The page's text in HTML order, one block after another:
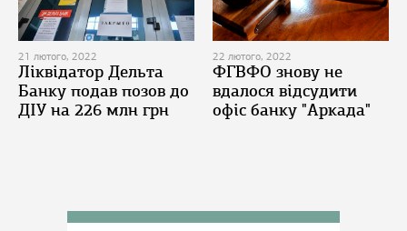
21 лютого, 2022
Ліквідатор Дельта
Банку подав позов до
ДІУ на 226 млн грн
22 лютого, 2022
ФГВФО знову не
вдалося відсудити
офіс банку "Аркада"